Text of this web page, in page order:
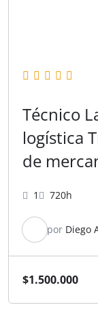
Técnico
logística
de
1 720h
por Diego
$1.500.000